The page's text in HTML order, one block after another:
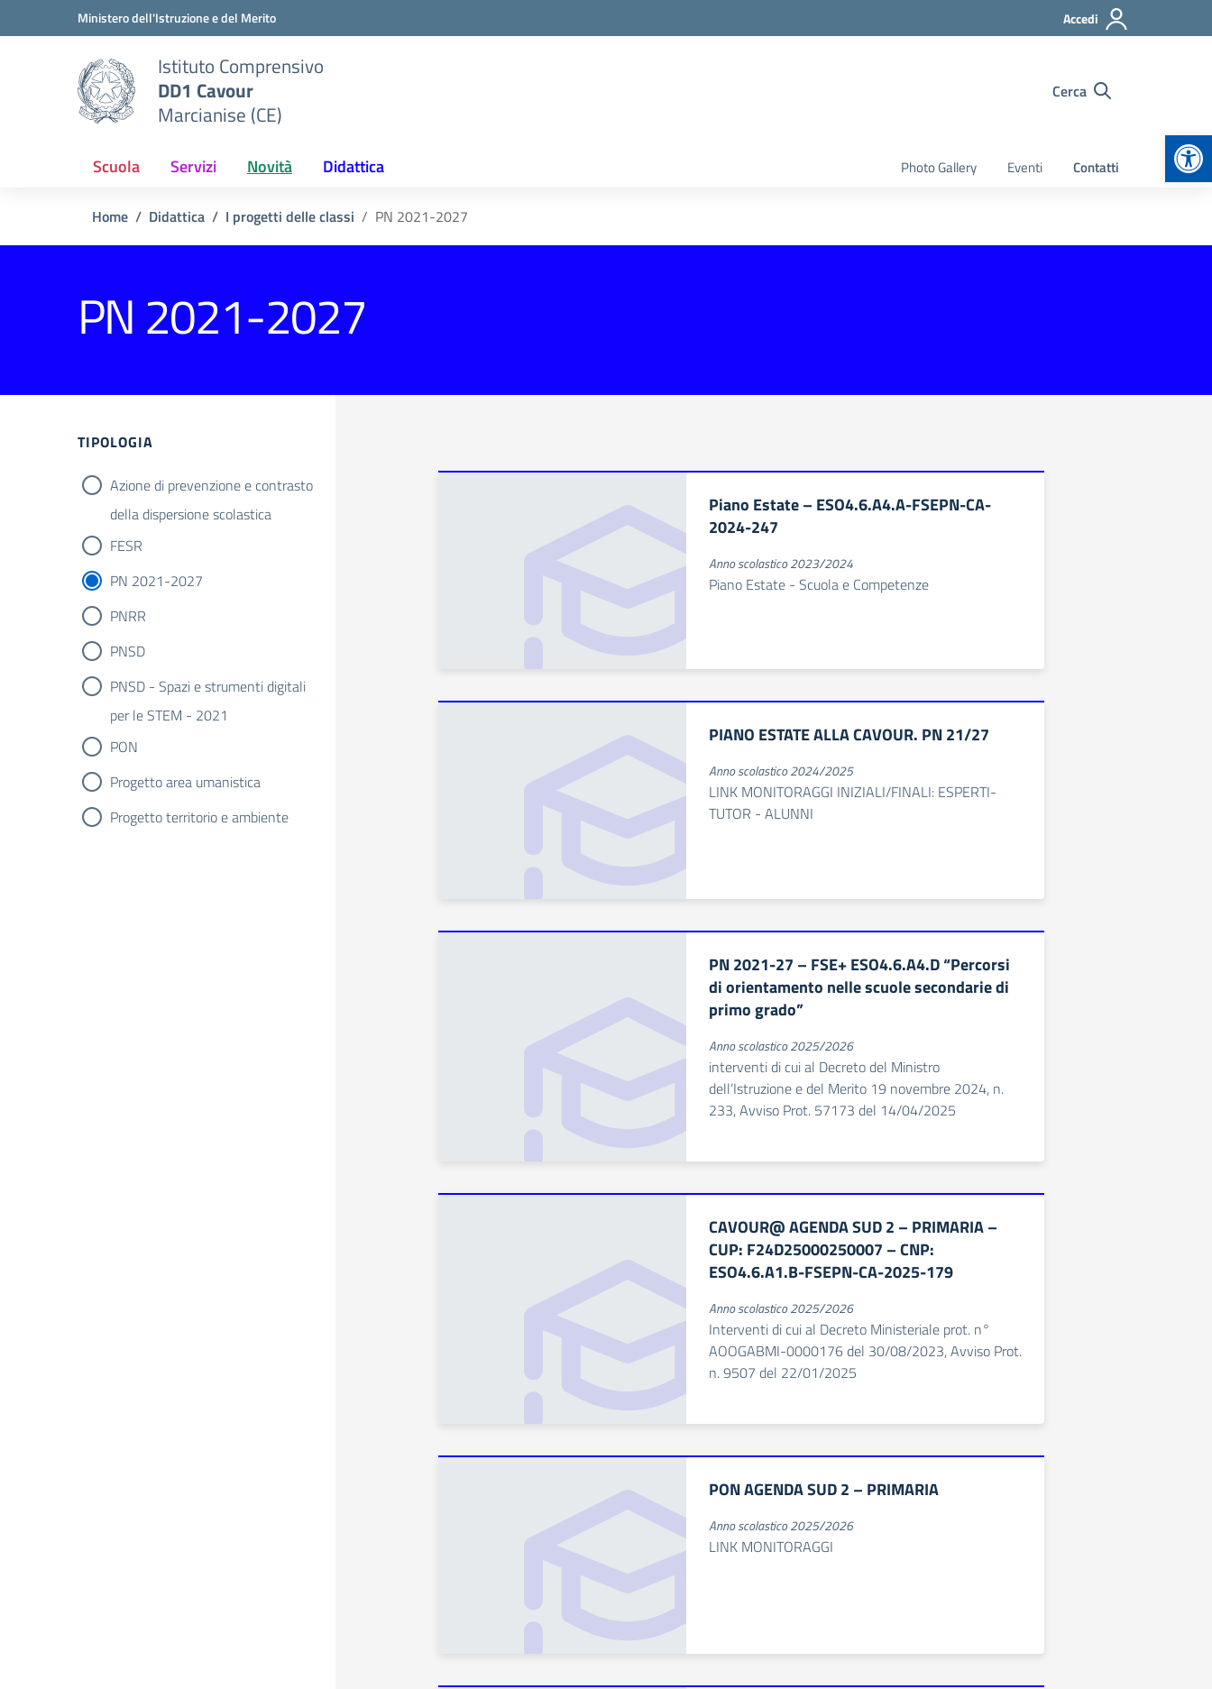
Vai ai contenuti
Vai al menu di navigazioneMinistero dell'Istruzione e del Merito Accedi
Istituto Comprensivo
DD1 Cavour
Marcianise (CE)
Cerca
Scuola Servizi Novità Didattica Photo Gallery Eventi Contatti
Home Didattica I progetti delle classi PN 2021-2027
PN 2021-2027
Filtri
TIPOLOGIA
Azione di prevenzione e contrasto
della dispersione scolastica
FESR
PN 2021-2027
PNRR
PNSD
PNSD - Spazi e strumenti digitali
per le STEM - 2021
PON
Progetto area umanistica
Progetto territorio e ambiente
Piano Estate – ESO4.6.A4.A-FSEPN-CA-
2024-247
Anno scolastico 2023/2024
Piano Estate - Scuola e Competenze
PIANO ESTATE ALLA CAVOUR. PN 21/27
Anno scolastico 2024/2025
LINK MONITORAGGI INIZIALI/FINALI: ESPERTI-
TUTOR - ALUNNI
PN 2021-27 – FSE+ ESO4.6.A4.D “Percorsi
di orientamento nelle scuole secondarie di
primo grado”
Anno scolastico 2025/2026
interventi di cui al Decreto del Ministro
dell’Istruzione e del Merito 19 novembre 2024, n.
233, Avviso Prot. 57173 del 14/04/2025
CAVOUR@ AGENDA SUD 2 – PRIMARIA –
CUP: F24D25000250007 – CNP:
ESO4.6.A1.B-FSEPN-CA-2025-179
Anno scolastico 2025/2026
Interventi di cui al Decreto Ministeriale prot. n°
AOOGABMI-0000176 del 30/08/2023, Avviso Prot.
n. 9507 del 22/01/2025
PON AGENDA SUD 2 – PRIMARIA
Anno scolastico 2025/2026
LINK MONITORAGGI